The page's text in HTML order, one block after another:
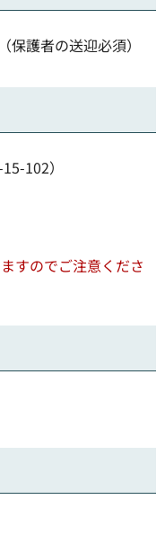
護者の送迎必須）
102）
すのでご注意くださ